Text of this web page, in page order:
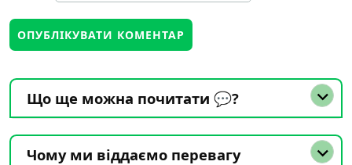
Що ще можна почитати 💬?
Чому ми віддаємо перевагу